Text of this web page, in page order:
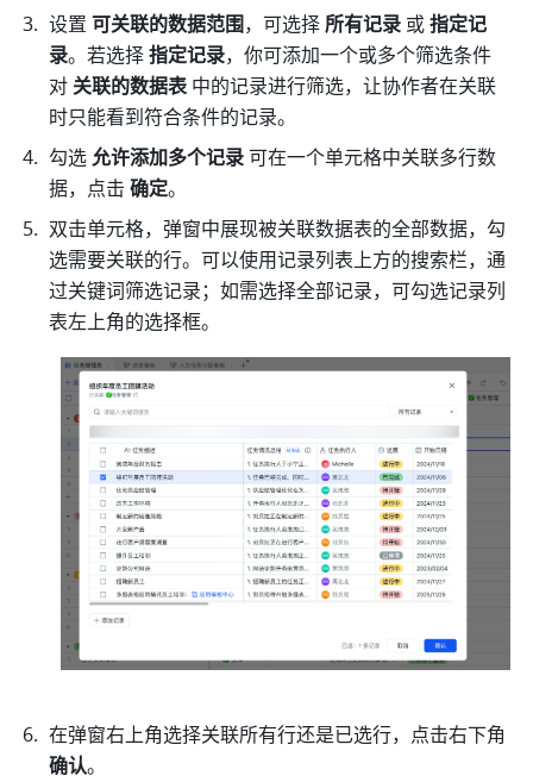
设置 可关联的数据范围，可选择 所有记录 或 指定记
录。若选择 指定记录，你可添加一个或多个筛选条件
对 关联的数据表 中的记录进行筛选，让协作者在关联
时只能看到符合条件的记录。
勾选 允许添加多个记录 可在一个单元格中关联多行数
据，点击 确定。
双击单元格，弹窗中展现被关联数据表的全部数据，勾
选需要关联的行。可以使用记录列表上方的搜索栏，通
过关键词筛选记录；如需选择全部记录，可勾选记录列
表左上角的选择框。
确认。